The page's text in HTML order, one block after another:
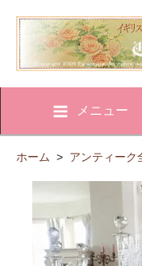
メニュー
ホーム > アンティーク